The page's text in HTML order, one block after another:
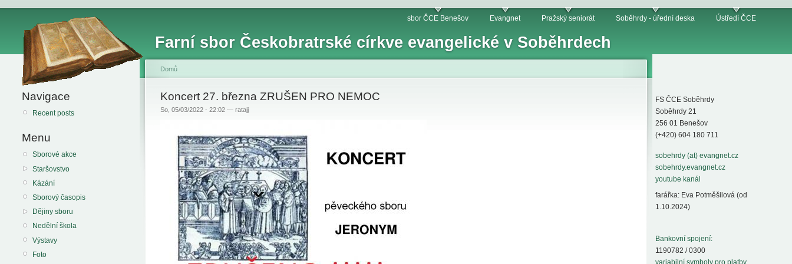
Farní sbor Českobratrské církve evangelické v Soběhrdech
sbor ČCE Benešov Evangnet Pražský seniorát Soběhrdy - úřední deska Ústředí ČCE
Navigace
Recent posts
Menu
Sborové akce
Staršovstvo
Kázání
Sborový časopis
Dějiny sboru
Nedělní škola
Výstavy
Foto
Domů
Koncert 27. března ZRUŠEN PRO NEMOC
So, 05/03/2022 - 22:02 — ratajj
FS ČCE Soběhrdy
Soběhrdy 21
256 01 Benešov
(+420) 604 180 711
sobehrdy (at) evangnet.cz
sobehrdy.evangnet.cz
youtube kanál
farářka: Eva Potměšilová (od
1.10.2024)
Bankovní spojení:
1190782 / 0300
variabilní symboly pro platby